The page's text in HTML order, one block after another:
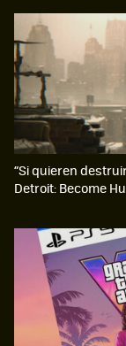
“Si quieren
Detroit: Become